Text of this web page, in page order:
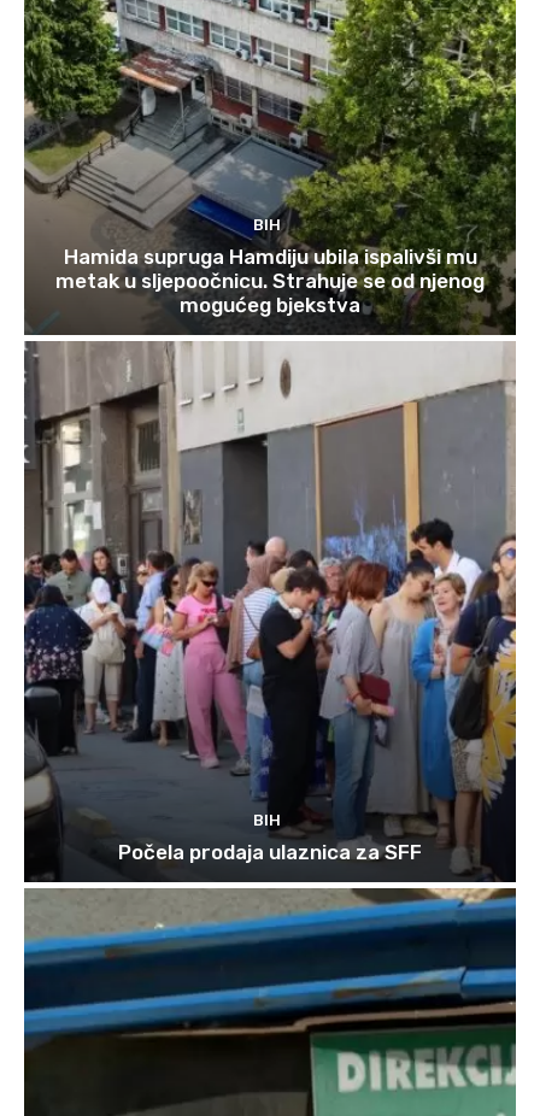
BIH
Hamida supruga Hamdiju ubila ispalivši mu
metak u sljepoočnicu. Strahuje se od njenog
mogućeg bjekstva
BIH
Počela prodaja ulaznica za SFF